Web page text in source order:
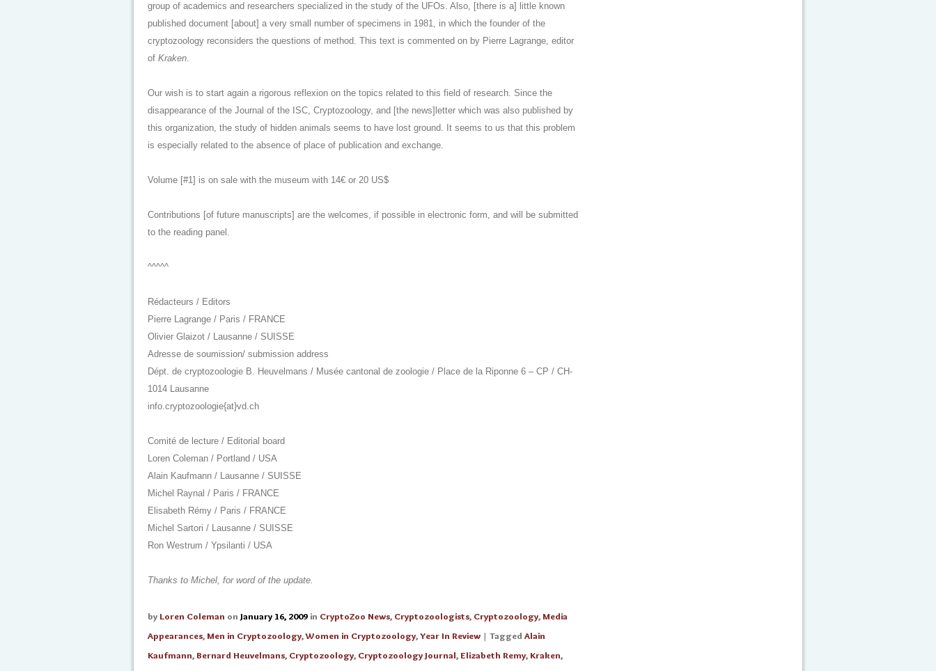
group of academics and researchers specialized in the study of the UFOs. Also, [there is a] little known
published document [about] a very small number of specimens in 1981, in which the founder of the
cryptozoology reconsiders the questions of method. This text is commented on by Pierre Lagrange, editor
of Kraken.
Our wish is to start again a rigorous reflexion on the topics related to this field of research. Since the
disappearance of the Journal of the ISC, Cryptozoology, and [the news]letter which was also published by
this organization, the study of hidden animals seems to have lost ground. It seems to us that this problem
is especially related to the absence of place of publication and exchange.
Volume [#1] is on sale with the museum with 14€ or 20 US$
Contributions [of future manuscripts] are the welcomes, if possible in electronic form, and will be submitted
to the reading panel.
^^^^^
Rédacteurs / Editors
Pierre Lagrange / Paris / FRANCE
Olivier Glaizot / Lausanne / SUISSE
Adresse de soumission/ submission address
Dépt. de cryptozoologie B. Heuvelmans / Musée cantonal de zoologie / Place de la Riponne 6 – CP / CH-
1014 Lausanne
info.cryptozoologie{at}vd.ch
Comité de lecture / Editorial board
Loren Coleman / Portland / USA
Alain Kaufmann / Lausanne / SUISSE
Michel Raynal / Paris / FRANCE
Elisabeth Rémy / Paris / FRANCE
Michel Sartori / Lausanne / SUISSE
Ron Westrum / Ypsilanti / USA
Thanks to Michel, for word of the update.
by Loren Coleman on January 16, 2009 in CryptoZoo News, Cryptozoologists, Cryptozoology,Media
Appearances,Men in Cryptozoology,Women in Cryptozoology,Year In Review | Tagged Alain
Kaufmann,Bernard Heuvelmans, Cryptozoology, Cryptozoology Journal,Elizabeth Remy, Kraken,